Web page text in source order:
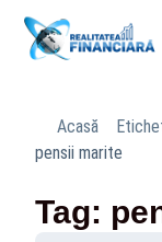
Acasă
pensii marite
Tag: